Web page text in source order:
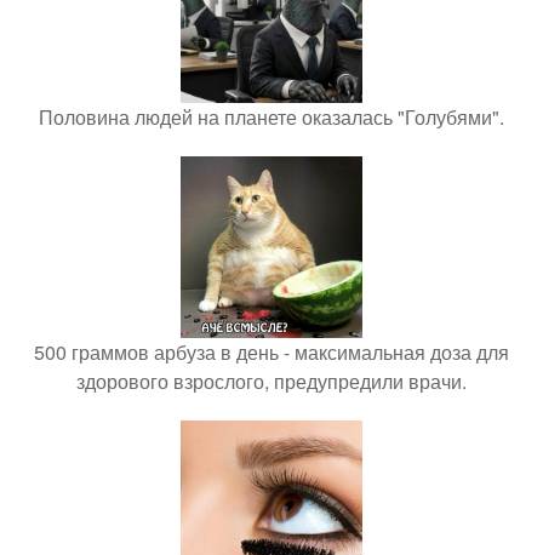
Половина людей на планете оказалась "Голубями".
500 граммов арбуза в день - максимальная доза для
здорового взрослого, предупредили врачи.